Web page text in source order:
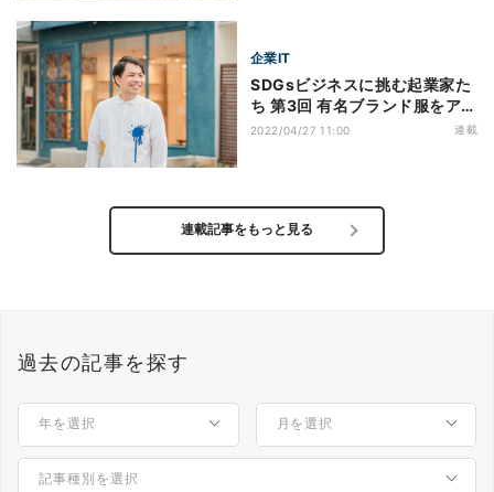
企業IT
SDGsビジネスに挑む起業家た
ち 第3回 有名ブランド服をアッ
プサイクル - 衣服ロスに向き合
2022/04/27 11:00 連載
連載記事をもっと見る
過去の記事を探す